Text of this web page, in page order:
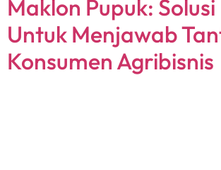
Maklon Pupuk:
Untuk Menjawab
Konsumen Agribisnis